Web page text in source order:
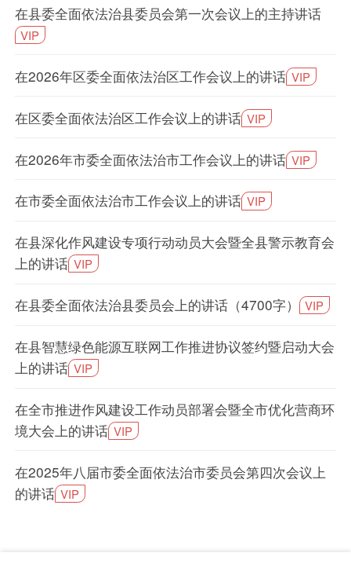
在县委全面依法治县委员会第一次会议上的主持讲话
VIP
在2026年区委全面依法治区工作会议上的讲话 VIP
在区委全面依法治区工作会议上的讲话 VIP
在2026年市委全面依法治市工作会议上的讲话 VIP
在市委全面依法治市工作会议上的讲话 VIP
在县深化作风建设专项行动动员大会暨全县警示教育会
上的讲话 VIP
在县委全面依法治县委员会上的讲话（4700字） VIP
在县智慧绿色能源互联网工作推进协议签约暨启动大会
上的讲话 VIP
在全市推进作风建设工作动员部署会暨全市优化营商环
境大会上的讲话 VIP
在2025年八届市委全面依法治市委员会第四次会议上
的讲话 VIP